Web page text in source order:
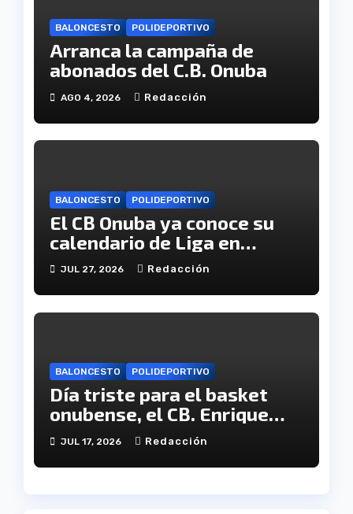
BALONCESTO POLIDEPORTIVO
Arranca la campaña de
abonados del C.B. Onuba
AGO 4, 2026 Redacción
BALONCESTO POLIDEPORTIVO
El CB Onuba ya conoce su
calendario de Liga en
Tercera FEB
JUL 27, 2026 Redacción
BALONCESTO POLIDEPORTIVO
Día triste para el basket
onubense, el CB. Enrique
Benítez cesa en su
actividad como club
JUL 17, 2026 Redacción